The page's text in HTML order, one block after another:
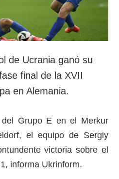
SERVICIOS
Suscripción
de Ucrania ganó su
final de la XVII
en Alemania.
Grupo E en el Merkur
el equipo de Sergiy
victoria sobre el
informa Ukrinform.